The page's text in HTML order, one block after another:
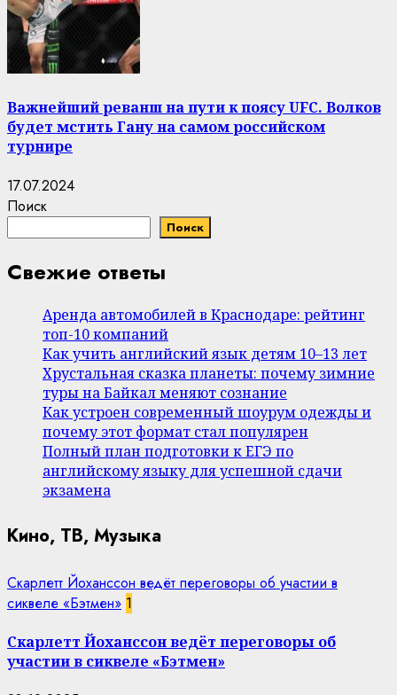
Важнейший реванш на пути к поясу UFC. Волков
будет мстить Гану на самом российском
турнире
17.07.2024
Поиск
Поиск
Свежие ответы
Аренда автомобилей в Краснодаре: рейтинг
топ-10 компаний
Как учить английский язык детям 10–13 лет
Хрустальная сказка планеты: почему зимние
туры на Байкал меняют сознание
Как устроен современный шоурум одежды и
почему этот формат стал популярен
Полный план подготовки к ЕГЭ по
английскому языку для успешной сдачи
экзамена
Кино, ТВ, Музыка
Скарлетт Йоханссон ведёт переговоры об участии в
сиквеле «Бэтмен» 1
Скарлетт Йоханссон ведёт переговоры об
участии в сиквеле «Бэтмен»